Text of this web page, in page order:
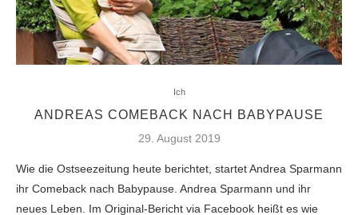
Ich
ANDREAS COMEBACK NACH BABYPAUSE
29. August 2019
Wie die Ostseezeitung heute berichtet, startet Andrea Sparmann
ihr Comeback nach Babypause. Andrea Sparmann und ihr
neues Leben. Im Original-Bericht via Facebook heißt es wie